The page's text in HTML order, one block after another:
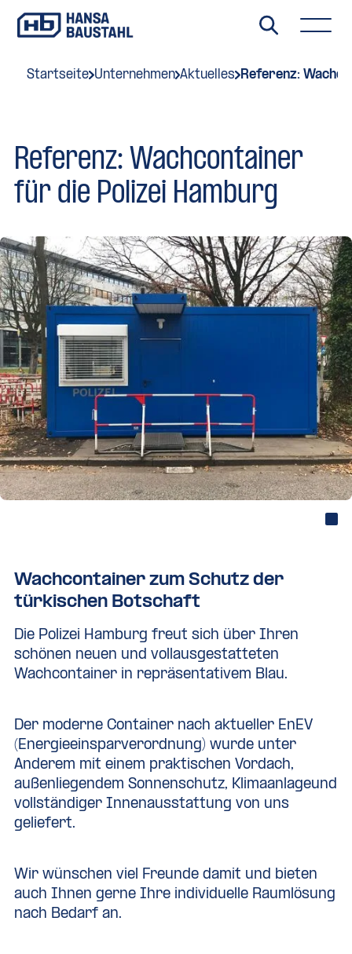
Startseite Unternehmen Aktuelles Referenz:
Referenz: Wachcontainer
für die Polizei Hamburg
Wachcontainer zum Schutz der
türkischen Botschaft
Die Polizei Hamburg freut sich über Ihren
schönen neuen und vollausgestatteten
Wachcontainer in repräsentativem Blau.
Der moderne Container nach aktueller EnEV
(Energieeinsparverordnung) wurde unter
Anderem mit einem praktischen Vordach,
außenliegendem Sonnenschutz, Klimaanlageund
vollständiger Innenausstattung von uns
geliefert.
Wir wünschen viel Freunde damit und bieten
auch Ihnen gerne Ihre individuelle Raumlösung
nach Bedarf an.